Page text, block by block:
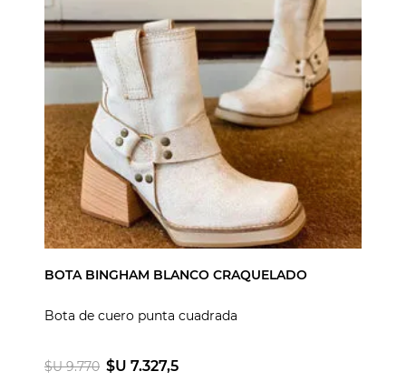
BOTA BINGHAM BLANCO CRAQUELADO
Bota de cuero punta cuadrada
$U 9.770 $U 7.327,5